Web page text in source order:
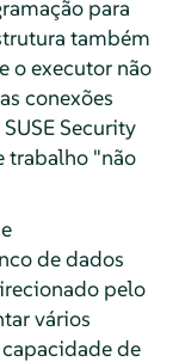
para
também
o executor não
conexões
Security
trabalho "não
de dados
pelo
vários
de